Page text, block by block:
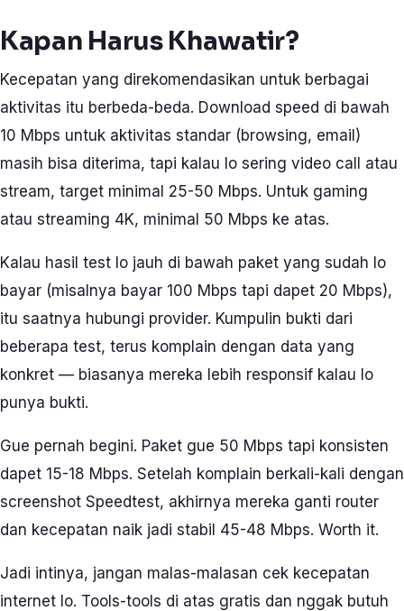
Kapan Harus Khawatir?
Kecepatan yang direkomendasikan untuk berbagai
aktivitas itu berbeda-beda. Download speed di bawah
10 Mbps untuk aktivitas standar (browsing, email)
masih bisa diterima, tapi kalau lo sering video call atau
stream, target minimal 25-50 Mbps. Untuk gaming
atau streaming 4K, minimal 50 Mbps ke atas.
Kalau hasil test lo jauh di bawah paket yang sudah lo
bayar (misalnya bayar 100 Mbps tapi dapet 20 Mbps),
itu saatnya hubungi provider. Kumpulin bukti dari
beberapa test, terus komplain dengan data yang
konkret — biasanya mereka lebih responsif kalau lo
punya bukti.
Gue pernah begini. Paket gue 50 Mbps tapi konsisten
dapet 15-18 Mbps. Setelah komplain berkali-kali dengan
screenshot Speedtest, akhirnya mereka ganti router
dan kecepatan naik jadi stabil 45-48 Mbps. Worth it.
Jadi intinya, jangan malas-malasan cek kecepatan
internet lo. Tools-tools di atas gratis dan nggak butuh